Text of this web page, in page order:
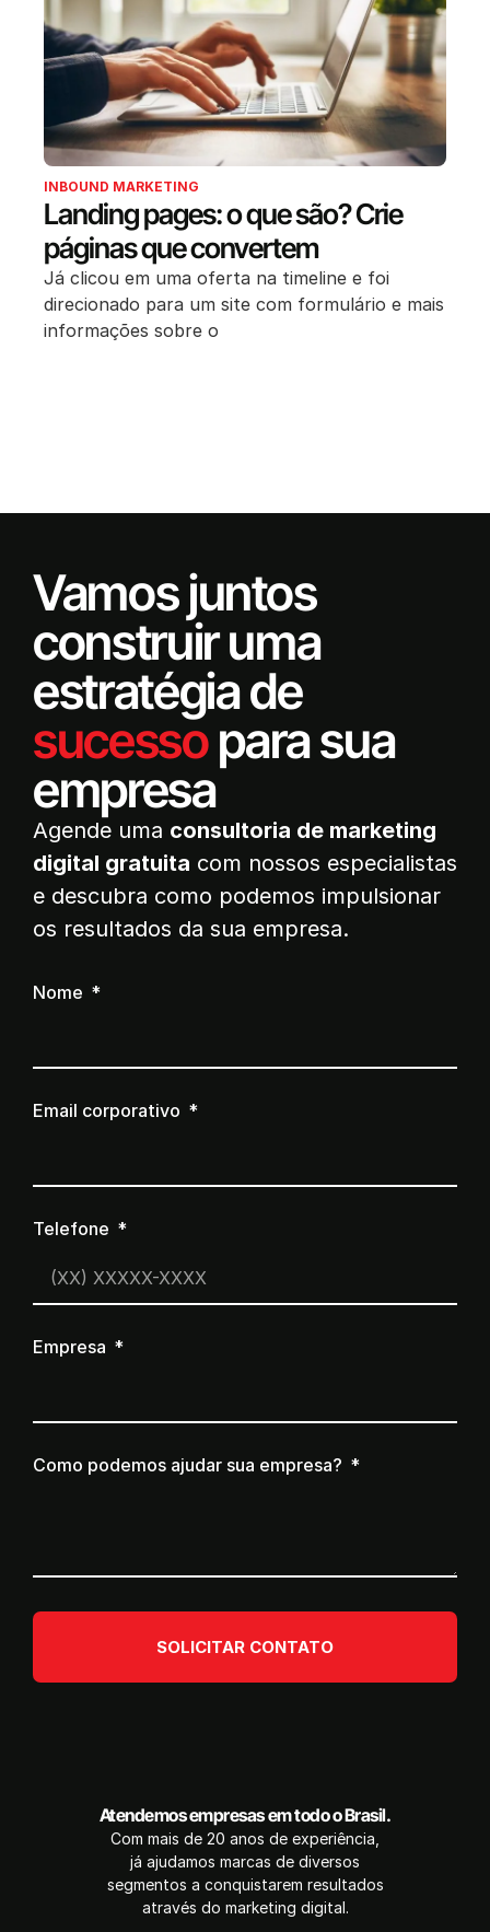
INBOUND MARKETING
Landing pages: o que são? Crie
páginas que convertem
Já clicou em uma oferta na timeline e foi
direcionado para um site com formulário e mais
informações sobre o
Vamos juntos
construir uma
estratégia de
sucessopara sua
empresa
Agende uma consultoria de marketing
digital gratuita com nossos especialistas
e descubra como podemos impulsionar
os resultados da sua empresa.
Nome
Email corporativo
Telefone
Empresa
Como podemos ajudar sua empresa?
SOLICITAR CONTATO
Atendemos empresas em todo o Brasil.
Com mais de 20 anos de experiência,
já ajudamos marcas de diversos
segmentos a conquistarem resultados
através do marketing digital.